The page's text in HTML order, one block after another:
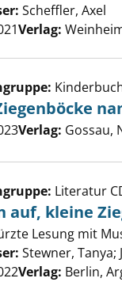
Scheffler, Axel
Verlag:
von Drei
diesem
Verlag: Gossau,
von Augen
Literatur
auf, kleine
Lesung mit
Stewner, Tanya;
Verlag: Berlin,